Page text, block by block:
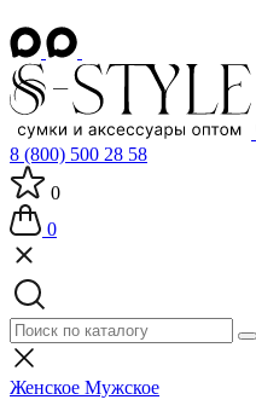
8 (800) 500 28 58
0
0
Женское Мужское